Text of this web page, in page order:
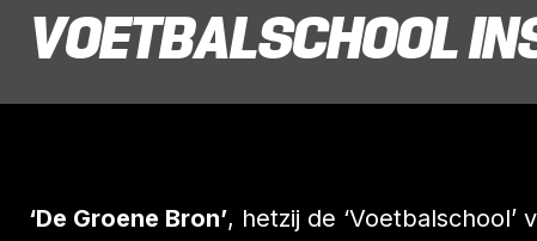
VOETBALSCHOOL
‘De Groene Bron’, hetzij de ‘Voetbalschool’